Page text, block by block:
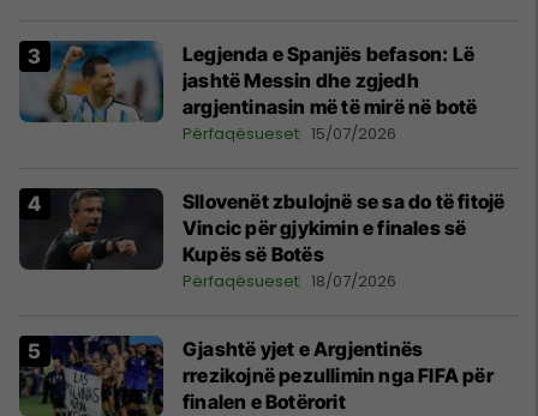
Legjenda e Spanjës befason: Lë
jashtë Messin dhe zgjedh
argjentinasin më të mirë në botë
Përfaqësueset 15/07/2026
Sllovenët zbulojnë se sa do të fitojë
Vincic për gjykimin e finales së
Kupës së Botës
Përfaqësueset 18/07/2026
Gjashtë yjet e Argjentinës
rrezikojnë pezullimin nga FIFA për
finalen e Botërorit